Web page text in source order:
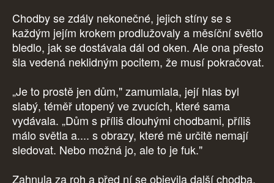
Chodby se zdály nekonečné, jejich stíny se s
každým jejím krokem prodlužovaly a měsíční světlo
bledlo, jak se dostávala dál od oken. Ale ona přesto
šla vedená neklidným pocitem, že musí pokračovat.
„Je to prostě jen dům," zamumlala, její hlas byl
slabý, téměř utopený ve zvucích, které sama
vydávala. „Dům s příliš dlouhými chodbami, příliš
málo světla a.... s obrazy, které mě určitě nemají
sledovat. Nebo možná jo, ale to je fuk."
Zahnula za roh a před ní se objevila další chodba,